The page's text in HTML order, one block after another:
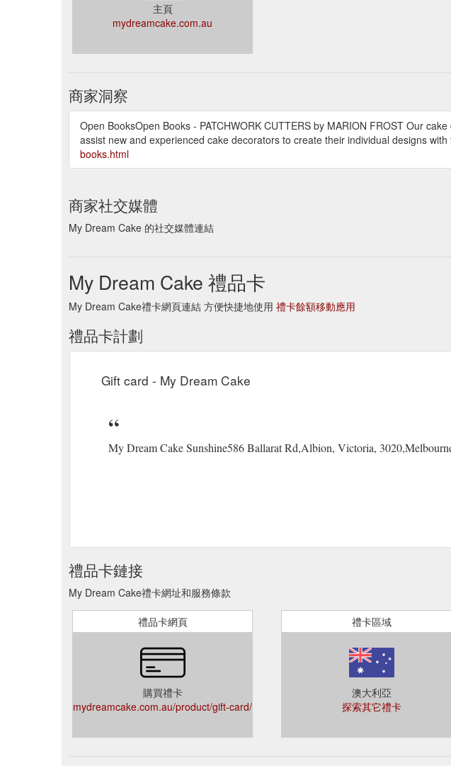
主頁
mydreamcake.com.au
商家洞察
Open BooksOpen Books - PATCHWORK CUTTERS by MARION FROST Our
assist new and experienced cake decorators to create their individual designs
books.html
商家社交媒體
My Dream Cake 的社交媒體連結
My Dream Cake 禮品卡
My Dream Cake禮卡網頁連結 方便快捷地使用 禮卡餘額移動應用
禮品卡計劃
Gift card - My Dream Cake
My Dream Cake Sunshine586 Ballarat Rd,Albion, Victoria,
禮品卡鏈接
My Dream Cake禮卡網址和服務條款
禮品卡網頁
購買禮卡
mydreamcake.com.au/product/gift-card/
禮卡區域
澳大利亞
探索其它禮卡